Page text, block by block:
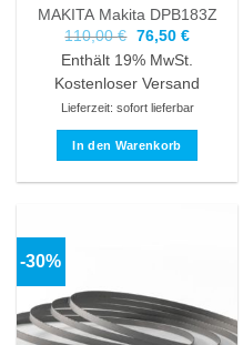
MAKITA Makita DPB183Z
110,00€ Ursprünglicher
Preis
war:
110,00 €
76,50 €Aktueller
ist:
76,50 €.
Enthält 19% MwSt.
Kostenloser Versand
Lieferzeit: sofort lieferbar
In den Warenkorb
-30%